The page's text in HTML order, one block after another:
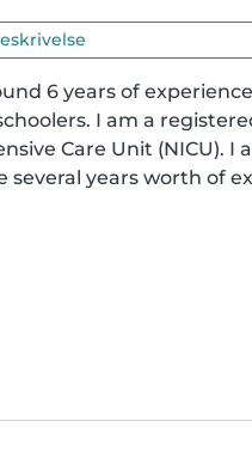
6 years of
I am a
Care Unit (NICU). I
several years worth of